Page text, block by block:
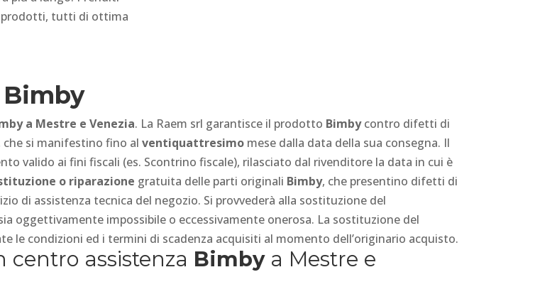
prodotti, tutti di ottima
Bimby
a Mestre e Venezia. La Raem srl garantisce il prodotto Bimby contro difetti di
si manifestino fino al ventiquattresimo mese dalla data della sua consegna. Il
valido ai fini fiscali (es. Scontrino fiscale), rilasciato dal rivenditore la data in cui è
o riparazione gratuita delle parti originali Bimby, che presentino difetti di
di assistenza tecnica del negozio. Si provvederà alla sostituzione del
oggettivamente impossibile o eccessivamente onerosa. La sostituzione del
le condizioni ed i termini di scadenza acquisiti al momento dell’originario acquisto.
centro assistenza Bimby a Mestre e